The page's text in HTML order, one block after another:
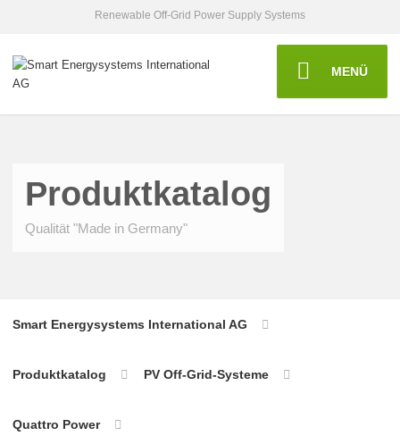
Renewable Off-Grid Power Supply Systems
MENÜ
Produktkatalog
Qualität "Made in Germany"
Smart Energysystems International AG
Produktkatalog PV Off-Grid-Systeme
Quattro Power